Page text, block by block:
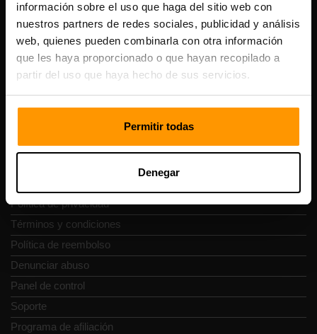
información sobre el uso que haga del sitio web con
nuestros partners de redes sociales, publicidad y análisis
web, quienes pueden combinarla con otra información
que les haya proporcionado o que hayan recopilado a
partir del uso que haya hecho de sus servicios.
Permitir todas
Denegar
Número de IVA: EE102133820
Dirección: Harju maakond, Tallinn, Kesklinna linnaosa,
Vesivärava tn 50-201, 10152
Navegación rápida
Política de privacidad
Términos y condiciones
Política de reembolso
Denunciar abuso
Panel de control
Soporte
Programa de afiliación